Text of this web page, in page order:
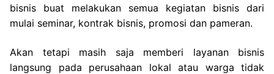
bisnis buat melakukan semua kegiatan bisnis dari
mulai seminar, kontrak bisnis, promosi dan pameran.
Akan tetapi masih saja memberi layanan bisnis
langsung pada perusahaan lokal atau warga tidak